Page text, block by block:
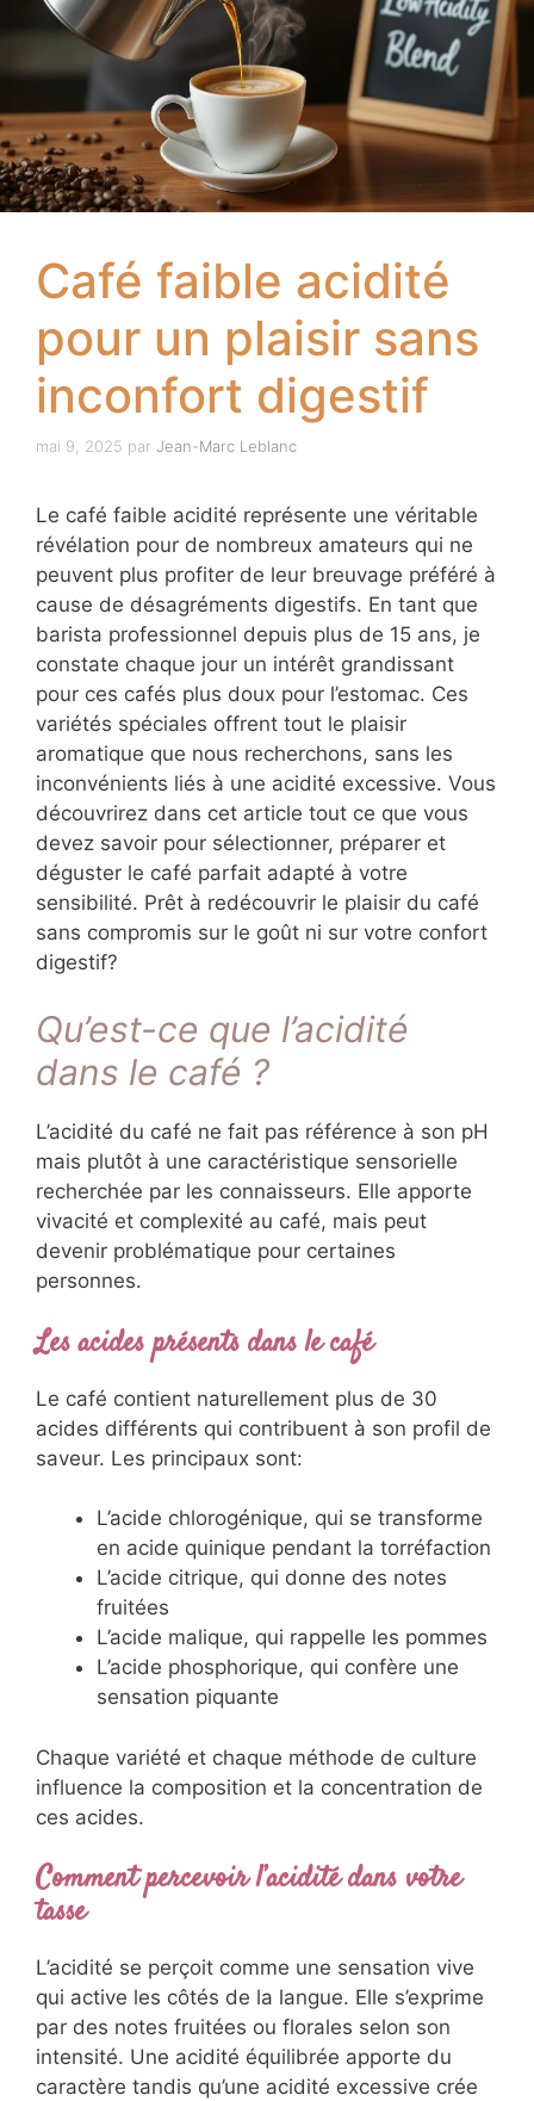
Café faible acidité
pour un plaisir sans
inconfort digestif
mai 9, 2025 par Jean-Marc Leblanc
Le café faible acidité représente une véritable
révélation pour de nombreux amateurs qui ne
peuvent plus profiter de leur breuvage préféré à
cause de désagréments digestifs. En tant que
barista professionnel depuis plus de 15 ans, je
constate chaque jour un intérêt grandissant
pour ces cafés plus doux pour l’estomac. Ces
variétés spéciales offrent tout le plaisir
aromatique que nous recherchons, sans les
inconvénients liés à une acidité excessive. Vous
découvrirez dans cet article tout ce que vous
devez savoir pour sélectionner, préparer et
déguster le café parfait adapté à votre
sensibilité. Prêt à redécouvrir le plaisir du café
sans compromis sur le goût ni sur votre confort
digestif?
Qu’est-ce que l’acidité
dans le café ?
L’acidité du café ne fait pas référence à son pH
mais plutôt à une caractéristique sensorielle
recherchée par les connaisseurs. Elle apporte
vivacité et complexité au café, mais peut
devenir problématique pour certaines
personnes.
Les acides présents dans le café
Le café contient naturellement plus de 30
acides différents qui contribuent à son profil de
saveur. Les principaux sont:
L’acide chlorogénique, qui se transforme
en acide quinique pendant la torréfaction
L’acide citrique, qui donne des notes
fruitées
L’acide malique, qui rappelle les pommes
L’acide phosphorique, qui confère une
sensation piquante
Chaque variété et chaque méthode de culture
influence la composition et la concentration de
ces acides.
Comment percevoir l’acidité dans votre
tasse
L’acidité se perçoit comme une sensation vive
qui active les côtés de la langue. Elle s’exprime
par des notes fruitées ou florales selon son
intensité. Une acidité équilibrée apporte du
caractère tandis qu’une acidité excessive crée